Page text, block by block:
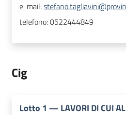
e-mail:
telefono:0522444849
Cig
Lotto 1 — LAVORI DI CUI